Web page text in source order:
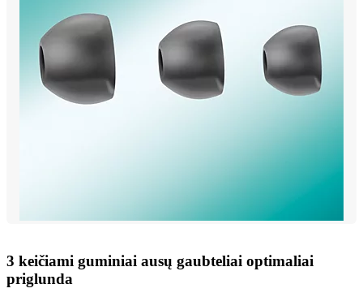
3 keičiami guminiai ausų gaubteliai optimaliai
priglunda